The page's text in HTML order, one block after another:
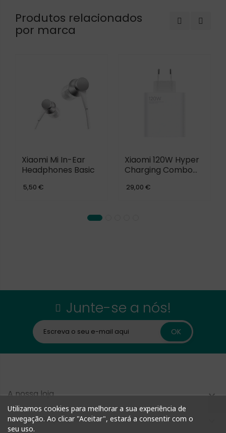
Produtos relacionados
por marca
Xiaomi Mi In-Ear
Headphones Basic
5,50 €
Xiaomi 120W Hyper
Charging Combo
Cable
29,00 €
Utilizamos cookies para melhorar a sua experiência de
navegação. Ao clicar "Aceitar", estará a consentir com o
seu uso.
Junte-se a nós!
A nossa loja 
Compra Rápida